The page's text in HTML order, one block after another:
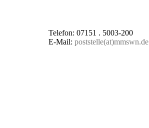
Telefon: 07151 . 5003-200
E-Mail: poststelle(at)mmswn.de